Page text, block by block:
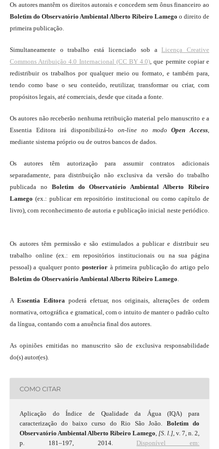
Os autores mantêm os direitos autorais e concedem sem ônus financeiro ao
Boletim do Observatório Ambiental Alberto Ribeiro Lamegoo direito de
primeira publicação.
Simultaneamente o trabalho está licenciado sob a Licença Creative
Commons Atribuição 4.0 Internacional (CC BY 4.0), que permite copiar e
redistribuir os trabalhos por qualquer meio ou formato, e também para,
tendo como base o seu conteúdo, reutilizar, transformar ou criar, com
propósitos legais, até comerciais, desde que citada a fonte.
Os autores não receberão nenhuma retribuição material pelo manuscrito e a
Essentia Editora irá disponibilizá-lo on-line no modo Open Access,
mediante sistema próprio ou de outros bancos de dados.
Os autores têm autorização para assumir contratos adicionais
separadamente, para distribuição não exclusiva da versão do trabalho
publicada no Boletim do Observatório Ambiental Alberto Ribeiro
Lamego (ex.: publicar em repositório institucional ou como capítulo de
livro), com reconhecimento de autoria e publicação inicial neste periódico.
Os autores têm permissão e são estimulados a publicar e distribuir seu
trabalho online (ex.: em repositórios institucionais ou na sua página
pessoal) a qualquer ponto posterior à primeira publicação do artigo pelo
Boletim do Observatório Ambiental Alberto Ribeiro Lamego.
A Essentia Editorapoderá efetuar, nos originais, alterações de ordem
normativa, ortográfica e gramatical, com o intuito de manter o padrão culto
da língua, contando com a anuência final dos autores.
As opiniões emitidas no manuscrito são de exclusiva responsabilidade
do(s) autor(es).
COMO CITAR
Aplicação do Índice de Qualidade da Água (IQA) para
caracterização do baixo curso do Rio São João. Boletim do
Observatório Ambiental Alberto Ribeiro Lamego, [S. l.], v. 7, n. 2,
p. 181–197, 2014. Disponível em: